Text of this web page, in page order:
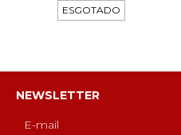
ESGOTADO
NEWSLETTER